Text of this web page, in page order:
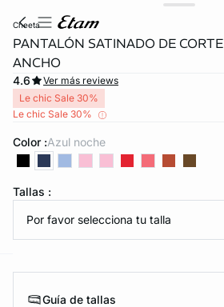
DE PANTIES
ahora
cheeta
PANTALÓN SATINADO DE CORTE
ANCHO
4.6
Ver más reviews
Le chic Sale 30%
Le chic Sale 30%
Color : azul noche
Tallas :
Por favor selecciona tu talla
Guía de tallas